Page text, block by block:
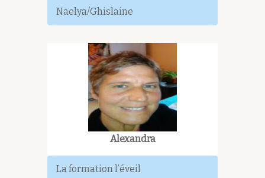
Naelya/Ghislaine
Alexandra
La formation l’éveil